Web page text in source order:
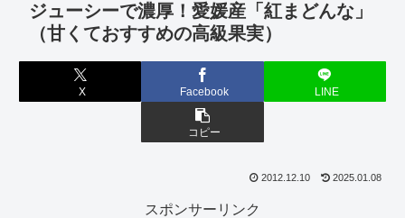
ジューシーで濃厚！愛媛産「紅まどんな」
（甘くておすすめの高級果実）
X Facebook LINE
コピー
2012.12.10 2025.01.08
スポンサーリンク